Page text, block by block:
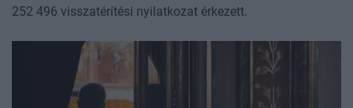
252 496 visszatérítési nyilatkozat érkezett.